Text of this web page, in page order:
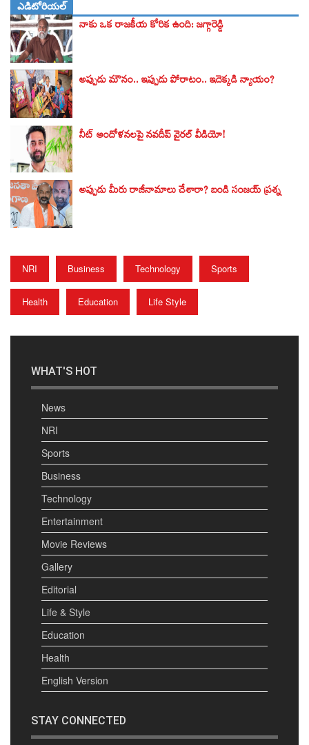
ఎడిటోరియల్
నాకు ఒక రాజకీయ కోరిక ఉంది: జగ్గారెడ్డి
అప్పుడు మౌనం.. ఇప్పుడు పోరాటం.. ఇదెక్కడి న్యాయం?
నీట్ ఆందోళనలపై నవదీప్ వైరల్ వీడియో!
అప్పుడు మీరు రాజీనామాలు చేశారా? బండి సంజయ్‌ ప్రశ్న
NRI Business Technology Sports
Health Education Life Style
WHAT'S HOT
News
NRI
Sports
Business
Technology
Entertainment
Movie Reviews
Gallery
Editorial
Life & Style
Education
Health
English Version
STAY CONNECTED